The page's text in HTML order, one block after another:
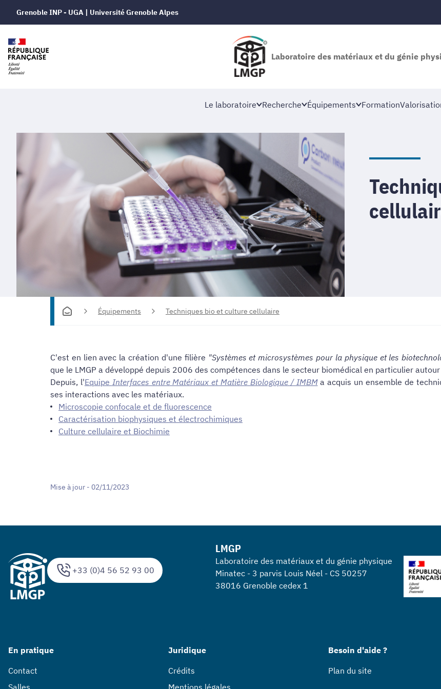
Grenoble INP - UGA | Université Grenoble Alpes
Laboratoire des matériaux et du génie
Le laboratoire Recherche Équipements Formation
Équipements Techniques bio et culture cellulaire
C'est en lien avec la création d'une filière "Systèmes et microsystèmes pour la physique et les
que le LMGP a développé depuis 2006 des compétences dans le secteur biomédical en particulier
Depuis, l'Equipe Interfaces entre Matériaux et Matière Biologique / IMBMa acquis un ensemble de
ses interactions avec les matériaux.
Microscopie confocale et de fluorescence
Caractérisation biophysiques et électrochimiques
Culture cellulaire et Biochimie
Mise à jour - 02/11/2023
+33 (0)4 56 52 93 00
LMGP
Laboratoire des matériaux et du génie physique
Minatec - 3 parvis Louis Néel - CS 50257
38016 Grenoble cedex 1
En pratique
Contact
Salles
Juridique
Crédits
Mentions légales
Besoin d'aide ?
Plan du site